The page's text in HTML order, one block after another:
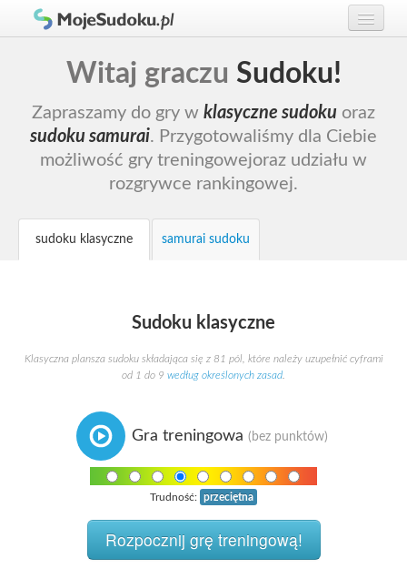
Rankingi
Gracze
Witaj graczu Sudoku!
Zapraszamy do gry w klasyczne sudoku oraz
sudoku samurai. Przygotowaliśmy dla Ciebie
możliwość gry treningowejoraz udziału w
rozgrywce rankingowej.
sudoku klasyczne samurai sudoku
Sudoku klasyczne
Klasyczna plansza sudoku składająca się z 81 pól, które należy uzupełnić cyframi
od 1 do 9 według określonych zasad
Gra treningowa (bez punktów)
Trudność: przeciętna